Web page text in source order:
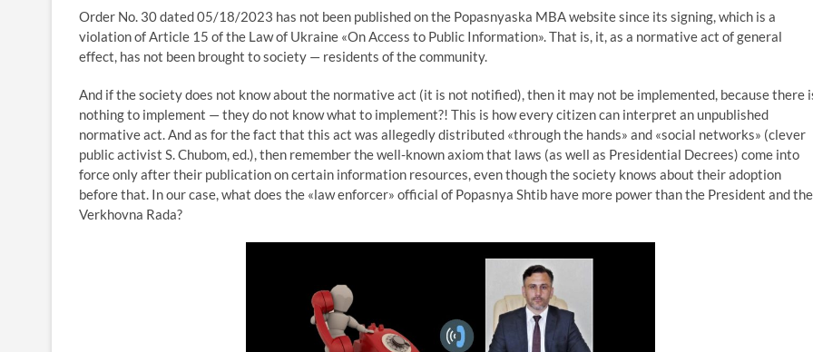
Order No. 30 dated 05/18/2023 has not been published on the Popasnyaska MBA website since its signing, which is a
violation of Article 15 of the Law of Ukraine «On Access to Public Information». That is, it, as a normative act of general
effect, has not been brought to society — residents of the community.
And if the society does not know about the normative act (it is not notified), then it may not be implemented, because there
nothing to implement — they do not know what to implement?! This is how every citizen can interpret an unpublished
normative act. And as for the fact that this act was allegedly distributed «through the hands» and «social networks» (clever
public activist S. Chubom, ed.), then remember the well-known axiom that laws (as well as Presidential Decrees) come into
force only after their publication on certain information resources, even though the society knows about their adoption
before that. In our case, what does the «law enforcer» official of Popasnya Shtib have more power than the President and the
Verkhovna Rada?